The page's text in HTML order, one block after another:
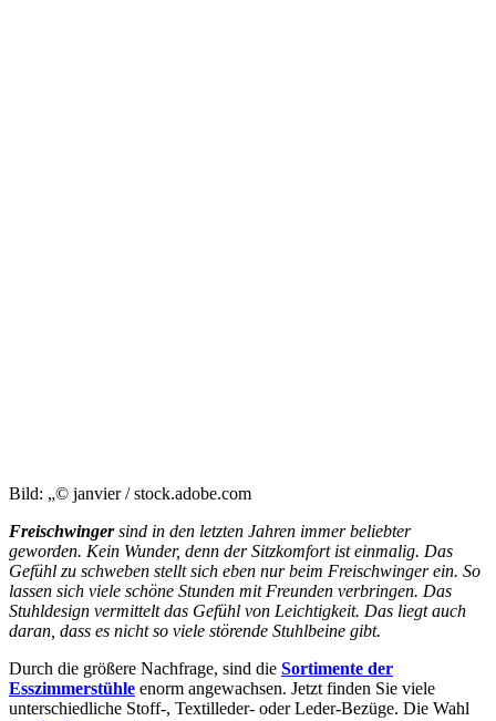
Bild: „© janvier / stock.adobe.com
Freischwingersind in den letzten Jahren immer beliebter
geworden. Kein Wunder, denn der Sitzkomfort ist einmalig. Das
Gefühl zu schweben stellt sich eben nur beim Freischwinger ein. So
lassen sich viele schöne Stunden mit Freunden verbringen. Das
Stuhldesign vermittelt das Gefühl von Leichtigkeit. Das liegt auch
daran, dass es nicht so viele störende Stuhlbeine gibt.
Durch die größere Nachfrage, sind die Sortimente der
Esszimmerstühle enorm angewachsen. Jetzt finden Sie viele
unterschiedliche Stoff-, Textilleder- oder Leder-Bezüge. Die Wahl